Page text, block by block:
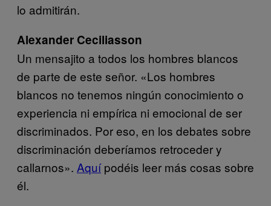
lo admitirán.
Alexander Ceciliasson
Un mensajito a todos los hombres blancos
de parte de este señor. «Los hombres
blancos no tenemos ningún conocimiento o
experiencia ni empírica ni emocional de ser
discriminados. Por eso, en los debates sobre
discriminación deberíamos retroceder y
callarnos». Aquípodéis leer más cosas sobre
él.